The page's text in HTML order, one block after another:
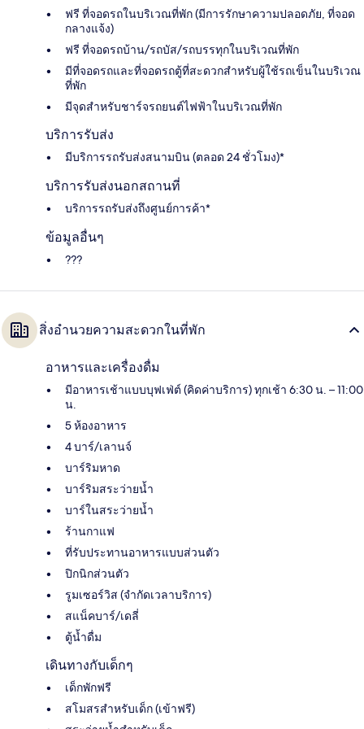
ฟรี ที่จอดรถในบริเวณที่พัก (มีการรักษาความปลอดภัย, ที่จอด
กลางแจ้ง)
ฟรี ที่จอดรถบ้าน/รถบัส/รถบรรทุกในบริเวณที่พัก
มีที่จอดรถและที่จอดรถตู้ที่สะดวกสำหรับผู้ใช้รถเข็นในบริเวณ
ที่พัก
มีจุดสำหรับชาร์จรถยนต์ไฟฟ้าในบริเวณที่พัก
บริการรับส่ง
มีบริการรถรับส่งสนามบิน (ตลอด 24 ชั่วโมง)*
บริการรับส่งนอกสถานที่
บริการรถรับส่งถึงศูนย์การค้า*
ข้อมูลอื่นๆ
???
สิ่งอำนวยความสะดวกในที่พัก
อาหารและเครื่องดื่ม
มีอาหารเช้าแบบบุฟเฟ่ต์ (คิดค่าบริการ) ทุกเช้า 6:30 น. – 11:00
น.
5 ห้องอาหาร
4 บาร์/เลานจ์
บาร์ริมหาด
บาร์ริมสระว่ายน้ำ
บาร์ในสระว่ายน้ำ
ร้านกาแฟ
ที่รับประทานอาหารแบบส่วนตัว
ปิกนิกส่วนตัว
รูมเซอร์วิส (จำกัดเวลาบริการ)
สแน็คบาร์/เดลี่
ตู้น้ำดื่ม
เดินทางกับเด็กๆ
เด็กพักฟรี
สโมสรสำหรับเด็ก (เข้าฟรี)